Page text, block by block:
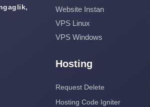
Website Instan
VPS Linux
VPS Windows
Hosting
Request Delete
Hosting Code Igniter